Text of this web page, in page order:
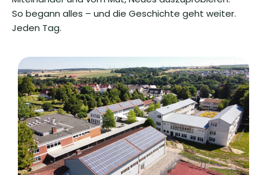
So begann alles – und die Geschichte geht weiter.
Jeden Tag.